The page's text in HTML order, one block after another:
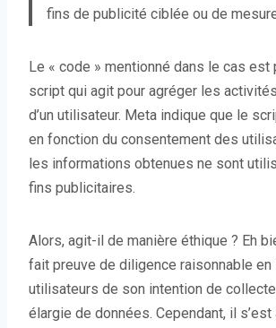
fins de publicité ciblée ou de
Le « code » mentionné dans le cas est
script qui agit pour agréger les
d’un utilisateur. Meta indique que le
en fonction du consentement des
les informations obtenues ne sont
fins publicitaires.
Alors, agit-il de manière éthique ? Eh
fait preuve de diligence raisonnable
utilisateurs de son intention de
élargie de données. Cependant, il